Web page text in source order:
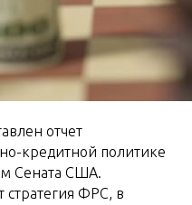
отчет
кредитной политике
Сената США.
стратегия ФРС, в